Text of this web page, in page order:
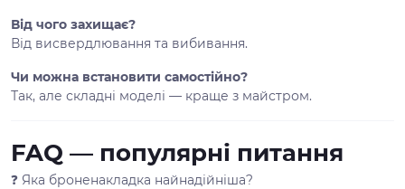
Від чого захищає?
Від висвердлювання та вибивання.
Чи можна встановити самостійно?
Так, але складні моделі — краще з майстром.
FAQ — популярні питання
❓ Яка броненакладка найнадійніша?